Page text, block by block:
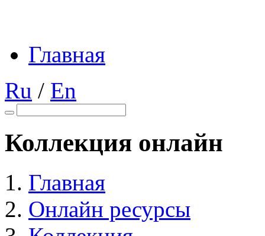
Главная
Ru / En
Коллекция онлайн
Главная
Онлайн ресурсы